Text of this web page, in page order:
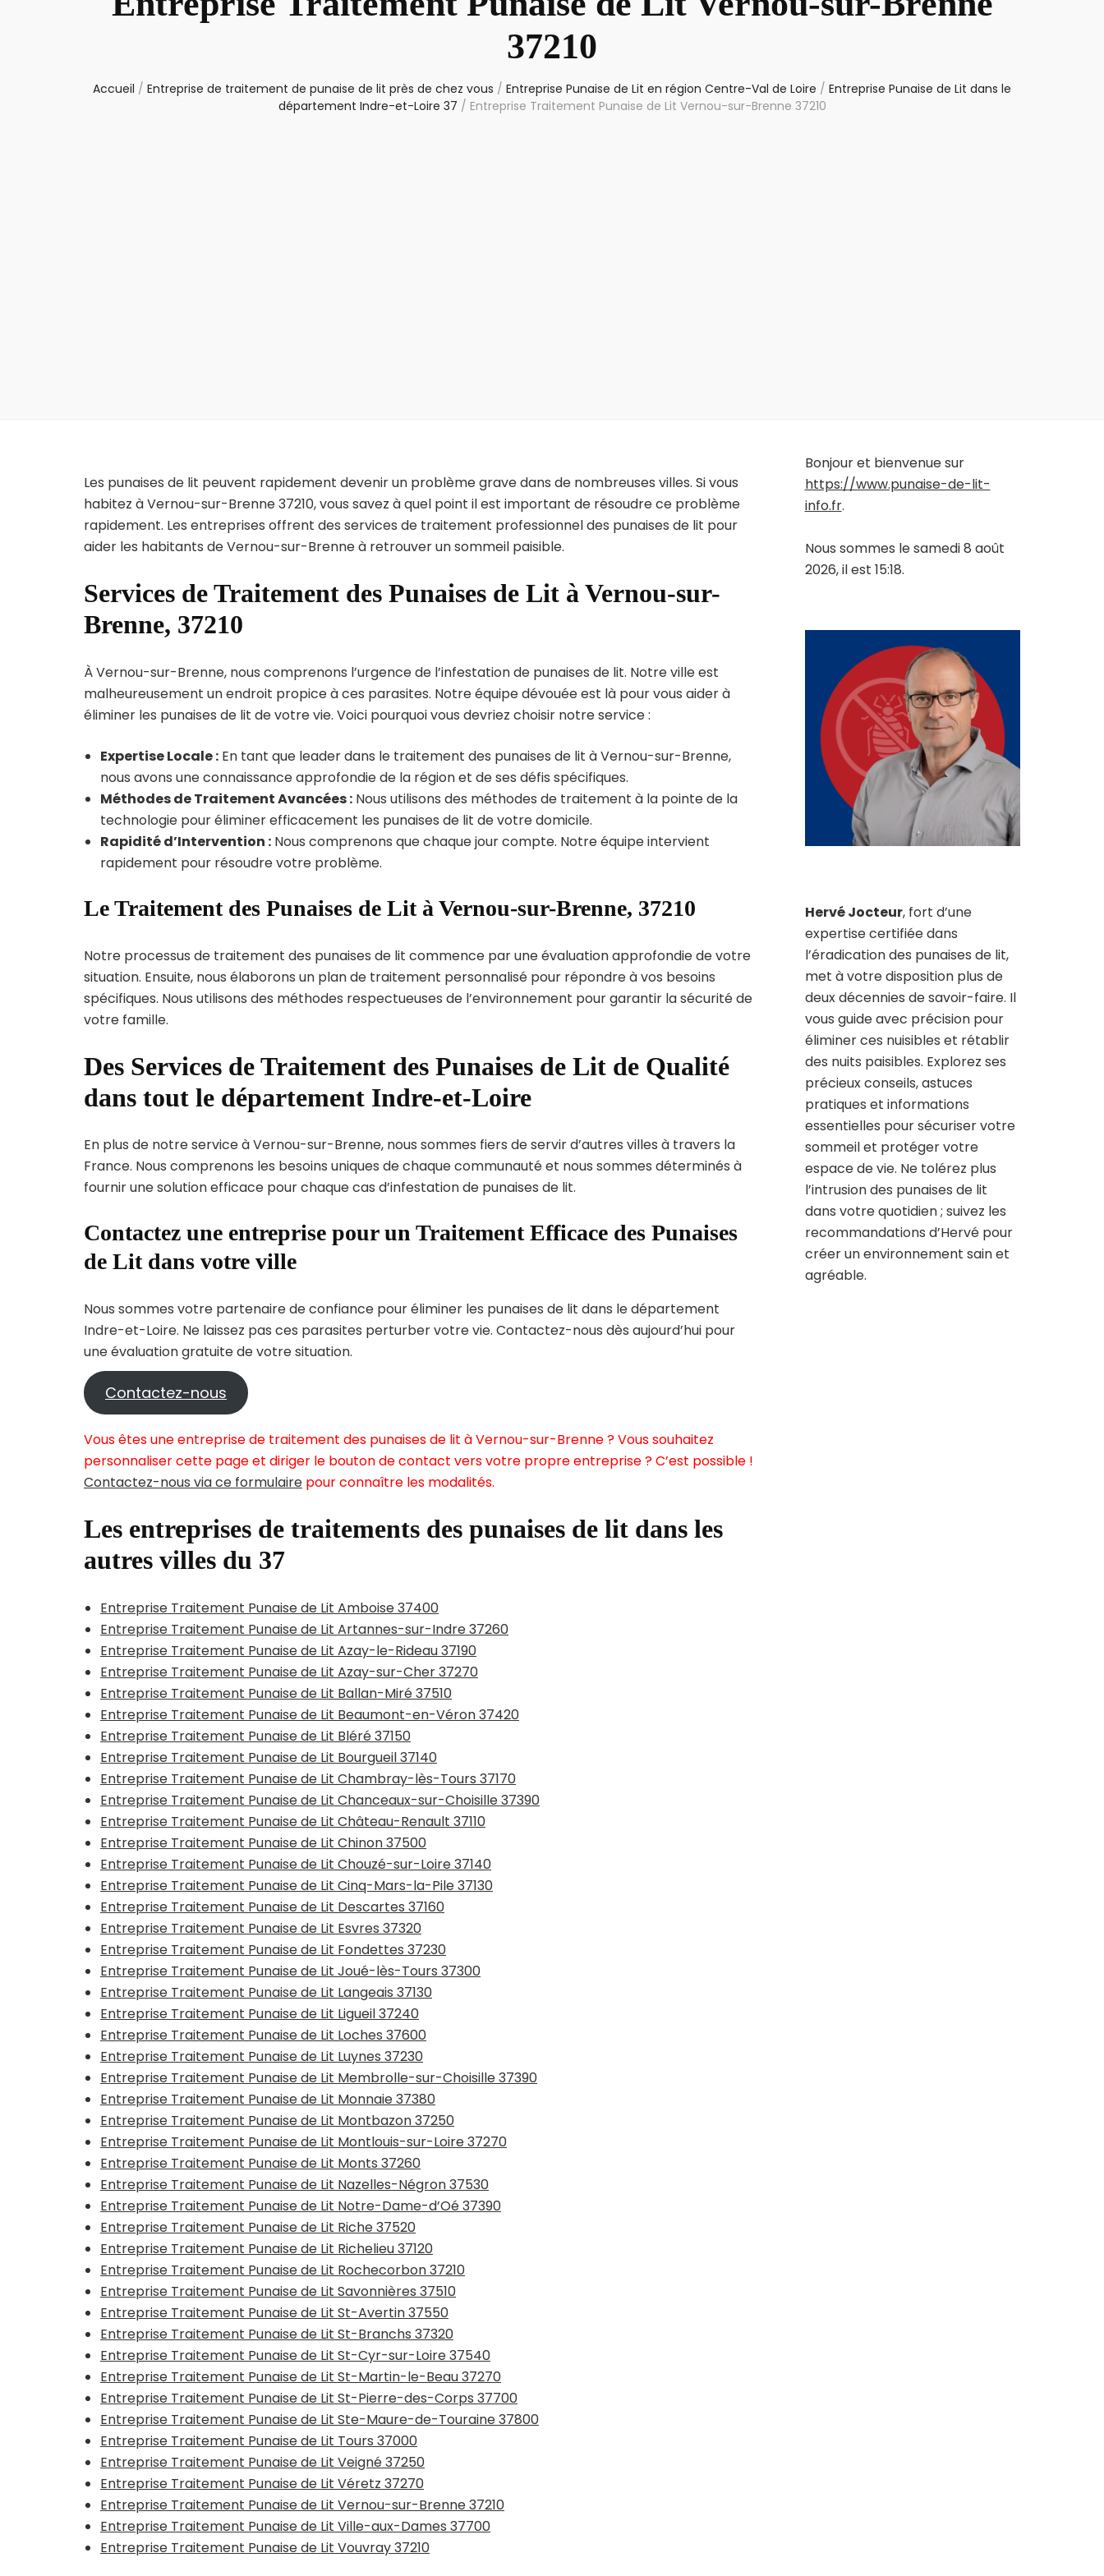
37210
Accueil / Entreprise de traitement de punaise de lit près de chez vous / Entreprise Punaise de Lit en région Centre-Val de Loire / Entreprise Punaise de Lit dans le
département Indre-et-Loire 37 / Entreprise Traitement Punaise de Lit Vernou-sur-Brenne 37210
Les punaises de lit peuvent rapidement devenir un problème grave dans de nombreuses villes. Si vous
habitez à Vernou-sur-Brenne 37210, vous savez à quel point il est important de résoudre ce problème
rapidement. Les entreprises offrent des services de traitement professionnel des punaises de lit pour
aider les habitants de Vernou-sur-Brenne à retrouver un sommeil paisible.
Services de Traitement des Punaises de Lit à Vernou-sur-
Brenne, 37210
À Vernou-sur-Brenne, nous comprenons l’urgence de l’infestation de punaises de lit. Notre ville est
malheureusement un endroit propice à ces parasites. Notre équipe dévouée est là pour vous aider à
éliminer les punaises de lit de votre vie. Voici pourquoi vous devriez choisir notre service :
Expertise Locale : En tant que leader dans le traitement des punaises de lit à Vernou-sur-Brenne,
nous avons une connaissance approfondie de la région et de ses défis spécifiques.
Méthodes de Traitement Avancées : Nous utilisons des méthodes de traitement à la pointe de la
technologie pour éliminer efficacement les punaises de lit de votre domicile.
Rapidité d’Intervention : Nous comprenons que chaque jour compte. Notre équipe intervient
rapidement pour résoudre votre problème.
Le Traitement des Punaises de Lit à Vernou-sur-Brenne, 37210
Notre processus de traitement des punaises de lit commence par une évaluation approfondie de votre
situation. Ensuite, nous élaborons un plan de traitement personnalisé pour répondre à vos besoins
spécifiques. Nous utilisons des méthodes respectueuses de l’environnement pour garantir la sécurité de
votre famille.
Des Services de Traitement des Punaises de Lit de Qualité
dans tout le département Indre-et-Loire
En plus de notre service à Vernou-sur-Brenne, nous sommes fiers de servir d’autres villes à travers la
France. Nous comprenons les besoins uniques de chaque communauté et nous sommes déterminés à
fournir une solution efficace pour chaque cas d’infestation de punaises de lit.
Contactez une entreprise pour un Traitement Efficace des Punaises
de Lit dans votre ville
Nous sommes votre partenaire de confiance pour éliminer les punaises de lit dans le département
Indre-et-Loire. Ne laissez pas ces parasites perturber votre vie. Contactez-nous dès aujourd’hui pour
une évaluation gratuite de votre situation.
Contactez-nous
Vous êtes une entreprise de traitement des punaises de lit à Vernou-sur-Brenne ? Vous souhaitez
personnaliser cette page et diriger le bouton de contact vers votre propre entreprise ? C’est possible !
Contactez-nous via ce formulaire pour connaître les modalités.
Les entreprises de traitements des punaises de lit dans les
autres villes du 37
Entreprise Traitement Punaise de Lit Amboise 37400
Entreprise Traitement Punaise de Lit Artannes-sur-Indre 37260
Entreprise Traitement Punaise de Lit Azay-le-Rideau 37190
Entreprise Traitement Punaise de Lit Azay-sur-Cher 37270
Entreprise Traitement Punaise de Lit Ballan-Miré 37510
Entreprise Traitement Punaise de Lit Beaumont-en-Véron 37420
Entreprise Traitement Punaise de Lit Bléré 37150
Entreprise Traitement Punaise de Lit Bourgueil 37140
Entreprise Traitement Punaise de Lit Chambray-lès-Tours 37170
Entreprise Traitement Punaise de Lit Chanceaux-sur-Choisille 37390
Entreprise Traitement Punaise de Lit Château-Renault 37110
Entreprise Traitement Punaise de Lit Chinon 37500
Entreprise Traitement Punaise de Lit Chouzé-sur-Loire 37140
Entreprise Traitement Punaise de Lit Cinq-Mars-la-Pile 37130
Entreprise Traitement Punaise de Lit Descartes 37160
Entreprise Traitement Punaise de Lit Esvres 37320
Entreprise Traitement Punaise de Lit Fondettes 37230
Entreprise Traitement Punaise de Lit Joué-lès-Tours 37300
Entreprise Traitement Punaise de Lit Langeais 37130
Entreprise Traitement Punaise de Lit Ligueil 37240
Entreprise Traitement Punaise de Lit Loches 37600
Entreprise Traitement Punaise de Lit Luynes 37230
Entreprise Traitement Punaise de Lit Membrolle-sur-Choisille 37390
Entreprise Traitement Punaise de Lit Monnaie 37380
Entreprise Traitement Punaise de Lit Montbazon 37250
Entreprise Traitement Punaise de Lit Montlouis-sur-Loire 37270
Entreprise Traitement Punaise de Lit Monts 37260
Entreprise Traitement Punaise de Lit Nazelles-Négron 37530
Entreprise Traitement Punaise de Lit Notre-Dame-d’Oé 37390
Entreprise Traitement Punaise de Lit Riche 37520
Entreprise Traitement Punaise de Lit Richelieu 37120
Entreprise Traitement Punaise de Lit Rochecorbon 37210
Entreprise Traitement Punaise de Lit Savonnières 37510
Entreprise Traitement Punaise de Lit St-Avertin 37550
Entreprise Traitement Punaise de Lit St-Branchs 37320
Entreprise Traitement Punaise de Lit St-Cyr-sur-Loire 37540
Entreprise Traitement Punaise de Lit St-Martin-le-Beau 37270
Entreprise Traitement Punaise de Lit St-Pierre-des-Corps 37700
Entreprise Traitement Punaise de Lit Ste-Maure-de-Touraine 37800
Entreprise Traitement Punaise de Lit Tours 37000
Entreprise Traitement Punaise de Lit Veigné 37250
Entreprise Traitement Punaise de Lit Véretz 37270
Entreprise Traitement Punaise de Lit Vernou-sur-Brenne 37210
Entreprise Traitement Punaise de Lit Ville-aux-Dames 37700
Entreprise Traitement Punaise de Lit Vouvray 37210
Bonjour et bienvenue sur
https://www.punaise-de-lit-
info.fr.
Nous sommes le samedi 8 août
2026, il est 15:18.
Hervé Jocteur, fort d’une
expertise certifiée dans
l’éradication des punaises de lit,
met à votre disposition plus de
deux décennies de savoir-faire. Il
vous guide avec précision pour
éliminer ces nuisibles et rétablir
des nuits paisibles. Explorez ses
précieux conseils, astuces
pratiques et informations
essentielles pour sécuriser votre
sommeil et protéger votre
espace de vie. Ne tolérez plus
l’intrusion des punaises de lit
dans votre quotidien ; suivez les
recommandations d’Hervé pour
créer un environnement sain et
agréable.